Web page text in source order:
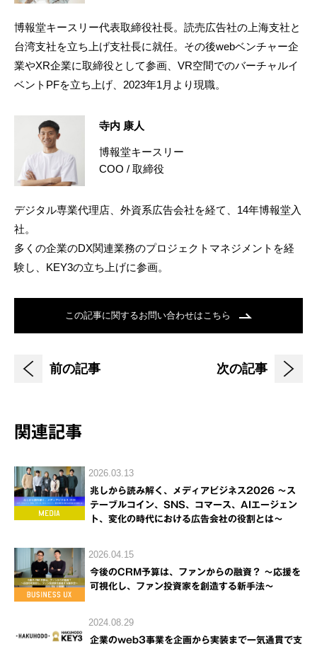
博報堂キースリー代表取締役社長。読売広告社の上海支社と
台湾支社を立ち上げ支社長に就任。その後webベンチャー企
業やXR企業に取締役として参画、VR空間でのバーチャルイ
ベントPFを立ち上げ、2023年1月より現職。
寺内 康人
博報堂キースリー
COO / 取締役
デジタル専業代理店、外資系広告会社を経て、14年博報堂入
社。
多くの企業のDX関連業務のプロジェクトマネジメントを経
験し、KEY3の立ち上げに参画。
この記事に関するお問い合わせはこちら
前の記事 次の記事
関連記事
2026.03.13
兆しから読み解く、メディアビジネス2026 ～ス
テーブルコイン、SNS、コマース、AIエージェン
ト、変化の時代における広告会社の役割とは～
2026.04.15
今後のCRM予算は、ファンからの融資？ ～応援を
可視化し、ファン投資家を創造する新手法～
2024.08.29
企業のweb3事業を企画から実装まで一気通貫で支